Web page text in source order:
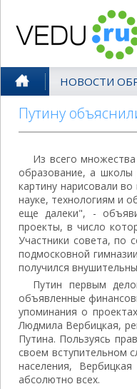
НОВОСТИ
Путину
Из всего
образование, а школы
картину нарисовали
науке, технологиям и
еще далеки", -
проекты, в число
Участники совета, по
подмосковной
получился
Путин первым
объявленные
упоминания о
Людмила Вербицкая,
Путина. Пользуясь
своем вступительном
населения,
абсолютно всех.